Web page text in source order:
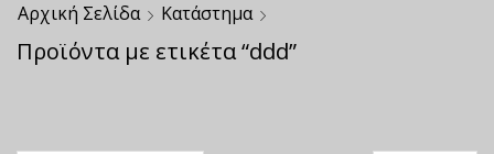
Αρχική Σελίδα Κατάστημα
Προϊόντα με ετικέτα “ddd”